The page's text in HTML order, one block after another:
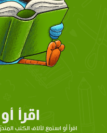
اقرأ
اقرأ أو استمع لآلاف الكتب